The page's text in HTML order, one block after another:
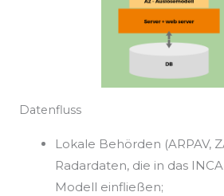
Datenfluss
Lokale Behörden (ARPAV,
Radardaten, die in das
Modell einfließen;